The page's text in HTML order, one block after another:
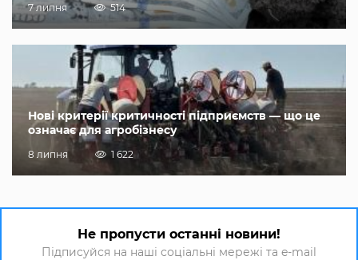
7 липня 514
Нові критерії критичності підприємств — що це
означає для агробізнесу
8 липня 1 622
Не пропусти останні новини!
Підписуйся на наші соціальні мережі та e-mail